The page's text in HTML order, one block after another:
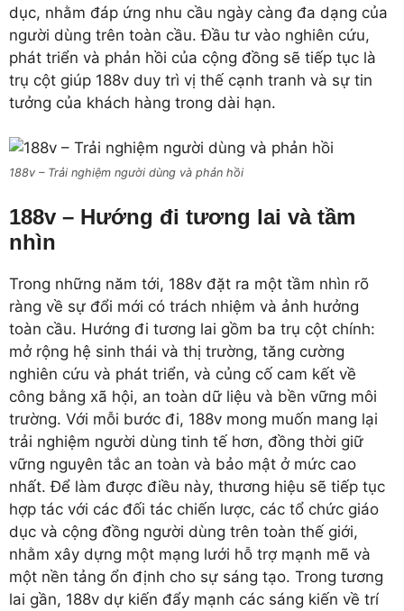
dục, nhằm đáp ứng nhu cầu ngày càng đa dạng của
người dùng trên toàn cầu. Đầu tư vào nghiên cứu,
phát triển và phản hồi của cộng đồng sẽ tiếp tục là
trụ cột giúp 188v duy trì vị thế cạnh tranh và sự tin
tưởng của khách hàng trong dài hạn.
188v – Trải nghiệm người dùng và phản hồi
188v – Hướng đi tương lai và tầm
nhìn
Trong những năm tới, 188v đặt ra một tầm nhìn rõ
ràng về sự đổi mới có trách nhiệm và ảnh hưởng
toàn cầu. Hướng đi tương lai gồm ba trụ cột chính:
mở rộng hệ sinh thái và thị trường, tăng cường
nghiên cứu và phát triển, và củng cố cam kết về
công bằng xã hội, an toàn dữ liệu và bền vững môi
trường. Với mỗi bước đi, 188v mong muốn mang lại
trải nghiệm người dùng tinh tế hơn, đồng thời giữ
vững nguyên tắc an toàn và bảo mật ở mức cao
nhất. Để làm được điều này, thương hiệu sẽ tiếp tục
hợp tác với các đối tác chiến lược, các tổ chức giáo
dục và cộng đồng người dùng trên toàn thế giới,
nhằm xây dựng một mạng lưới hỗ trợ mạnh mẽ và
một nền tảng ổn định cho sự sáng tạo. Trong tương
lai gần, 188v dự kiến đẩy mạnh các sáng kiến về trí